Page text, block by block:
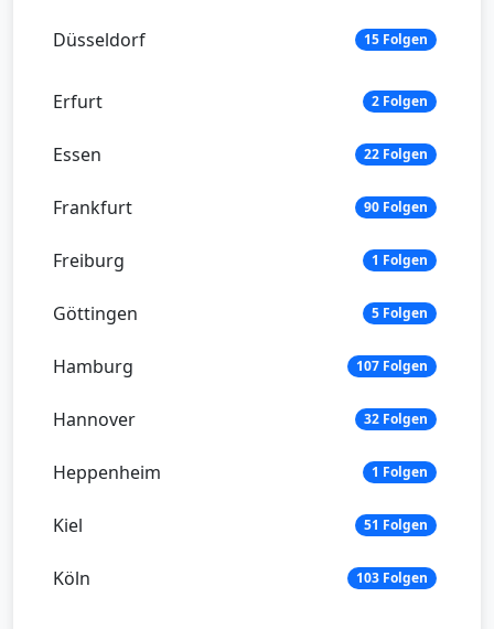
Düsseldorf 15 Folgen
Erfurt 2 Folgen
Essen 22 Folgen
Frankfurt 90 Folgen
Freiburg 1 Folgen
Göttingen 5 Folgen
Hamburg 107 Folgen
Hannover 32 Folgen
Heppenheim 1 Folgen
Kiel 51 Folgen
Köln 103 Folgen